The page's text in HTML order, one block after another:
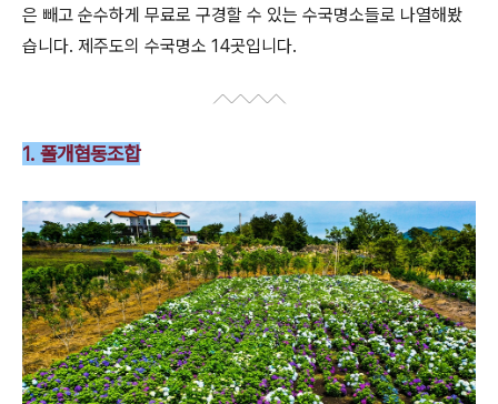
은 빼고 순수하게 무료로 구경할 수 있는 수국명소들로 나열해봤
습니다. 제주도의 수국명소 14곳입니다.
1. 폴개협동조합